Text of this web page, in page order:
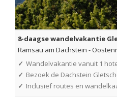
8-daagse wandelvakantie
Ramsau am Dachstein -
✓ Wandelvakantie vanuit 1
✓ Bezoek de Dachstein
✓ Inclusief routes en